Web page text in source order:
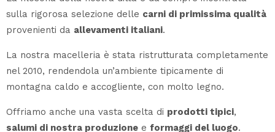
sulla rigorosa selezione delle carni di primissima qualità
provenienti da allevamenti italiani.
La nostra macelleria è stata ristrutturata completamente
nel 2010, rendendola un’ambiente tipicamente di
montagna caldo e accogliente, con molto legno.
Offriamo anche una vasta scelta di prodotti tipici,
salumi di nostra produzione e formaggi del luogo.